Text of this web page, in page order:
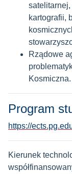
kartografii,
Rządowe
Kosmiczna.
Program
https://
Kierunek